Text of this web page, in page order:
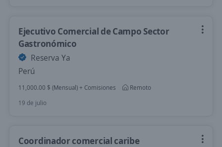
Ejecutivo Comercial de Campo Sector
Gastronómico
Reserva Ya
Perú
11,000.00 $ (Mensual) + Comisiones
Remoto
19 de julio
Coordinador comercial caribe